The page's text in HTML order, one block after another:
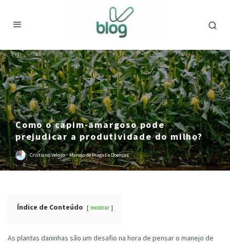
Como o capim-amargoso pode
prejudicar a produtividade do milho?
Cristiano Veloso · Manejo de Pragas e Doenças
Índice de Conteúdo mostrar
As plantas daninhas são um desafio na hora de pensar o manejo de